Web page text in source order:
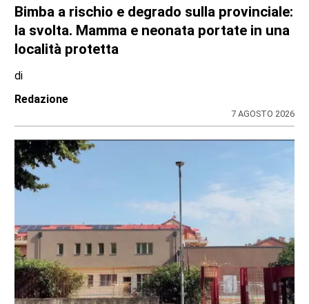
Bimba a rischio e degrado sulla provinciale:
la svolta. Mamma e neonata portate in una
località protetta
di
Redazione
7 AGOSTO 2026